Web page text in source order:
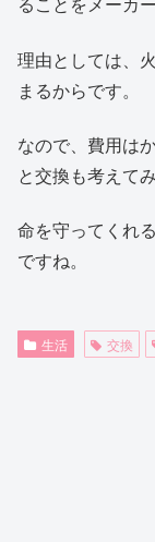
理由としては、
まるからです。
なので、費用は
と交換も考えて
命を守ってくれ
ですね。
生活 交換